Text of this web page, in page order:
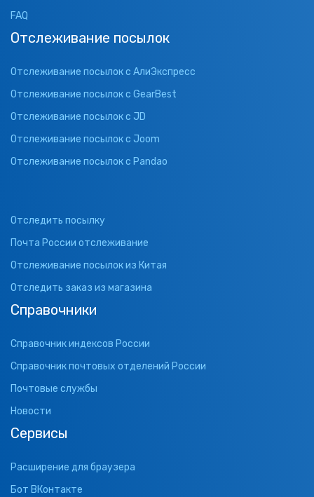
FAQ
Отслеживание посылок
Отслеживание посылок с АлиЭкспресс
Отслеживание посылок с GearBest
Отслеживание посылок с JD
Отслеживание посылок с Joom
Отслеживание посылок с Pandao
Отследить посылку
Почта России отслеживание
Отслеживание посылок из Китая
Отследить заказ из магазина
Справочники
Справочник индексов России
Справочник почтовых отделений России
Почтовые службы
Новости
Сервисы
Расширение для браузера
Бот ВКонтакте